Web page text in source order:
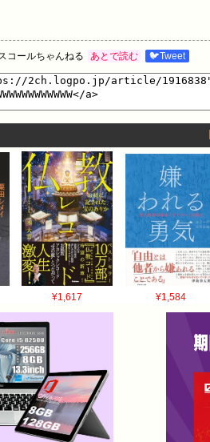
コールちゃんねる あとで読む 🐦Tweet
¥1,617 ¥1,584